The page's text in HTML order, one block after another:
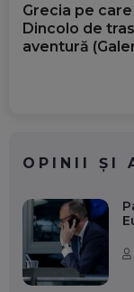
Grecia pe
Dincolo de
aventură
OPINII ȘI